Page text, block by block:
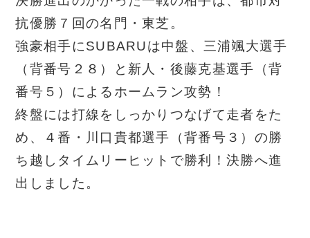
抗優勝７回の名門・東芝。
強豪相手にSUBARUは中盤、三浦颯大選手
（背番号２８）と新人・後藤克基選手（背
番号５）によるホームラン攻勢！
終盤には打線をしっかりつなげて走者をた
め、４番・川口貴都選手（背番号３）の勝
ち越しタイムリーヒットで勝利！決勝へ進
出しました。